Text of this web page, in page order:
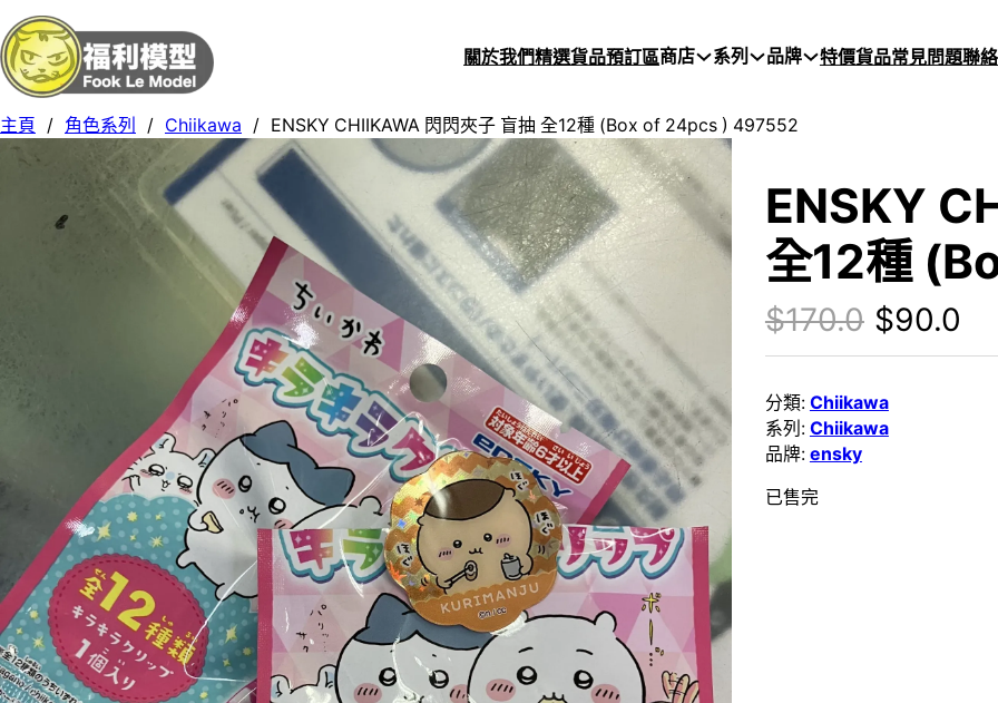
關於我們精選貨品預訂區商店 系列 品牌 特價貨品常見問題聯
主頁 / 角色系列 / Chiikawa / ENSKY CHIIKAWA 閃閃夾子 盲抽 全12種 (Box of 24pcs ) 497552
ENSKY
全12種
$170.0 $90.0
分類: Chiikawa
系列: Chiikawa
品牌: ensky
已售完